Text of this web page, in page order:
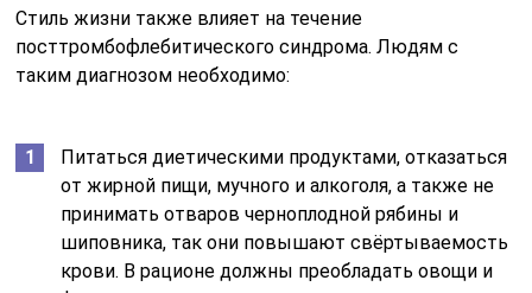
Стиль жизни также влияет на течение
посттромбофлебитического синдрома. Людям с
таким диагнозом необходимо:
Питаться диетическими продуктами, отказаться
от жирной пищи, мучного и алкоголя, а также не
принимать отваров черноплодной рябины и
шиповника, так они повышают свёртываемость
крови. В рационе должны преобладать овощи и